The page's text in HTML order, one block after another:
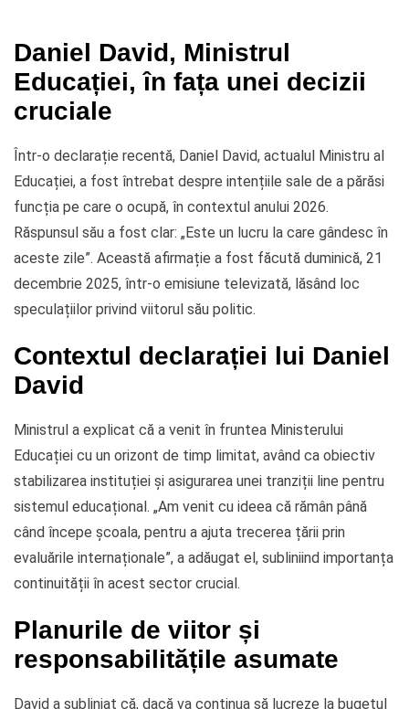
Daniel David, Ministrul
Educației, în fața unei decizii
cruciale
Într-o declarație recentă, Daniel David, actualul Ministru al
Educației, a fost întrebat despre intențiile sale de a părăsi
funcția pe care o ocupă, în contextul anului 2026.
Răspunsul său a fost clar: „Este un lucru la care gândesc în
aceste zile”. Această afirmație a fost făcută duminică, 21
decembrie 2025, într-o emisiune televizată, lăsând loc
speculațiilor privind viitorul său politic.
Contextul declarației lui Daniel
David
Ministrul a explicat că a venit în fruntea Ministerului
Educației cu un orizont de timp limitat, având ca obiectiv
stabilizarea instituției și asigurarea unei tranziții line pentru
sistemul educațional. „Am venit cu ideea că rămân până
când începe școala, pentru a ajuta trecerea țării prin
evaluările internaționale”, a adăugat el, subliniind importanța
continuității în acest sector crucial.
Planurile de viitor și
responsabilitățile asumate
David a subliniat că, dacă va continua să lucreze la bugetul